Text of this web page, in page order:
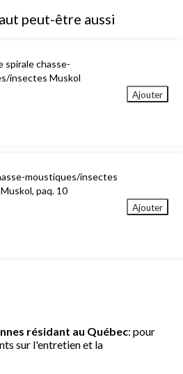
peut-être aussi
spirale chasse-
insectes Muskol
Ajouter
moustiques/insectes
paq. 10
Ajouter
résidant au Québec: pour
sur l'entretien et la